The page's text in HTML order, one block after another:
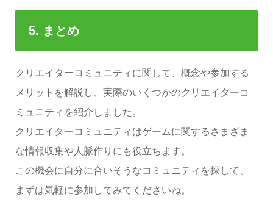
5. まとめ
クリエイターコミュニティに関して、概念や参加する
メリットを解説し、実際のいくつかのクリエイターコ
ミュニティを紹介しました。
クリエイターコミュニティはゲームに関するさまざま
な情報収集や人脈作りにも役立ちます。
この機会に自分に合いそうなコミュニティを探して、
まずは気軽に参加してみてくださいね。